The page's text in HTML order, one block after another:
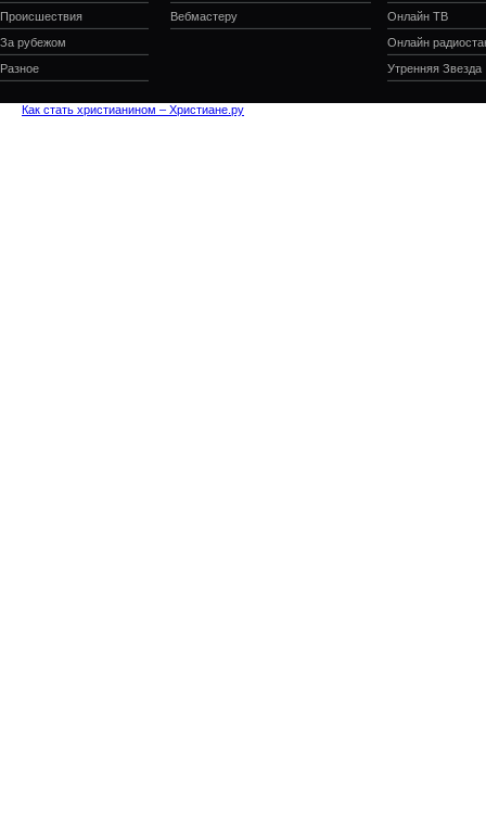
Происшествия
За рубежом
Разное
Вебмастеру
Онлайн ТВ
Онлайн
Утренняя Звезда
Как стать христианином – Христиане.ру